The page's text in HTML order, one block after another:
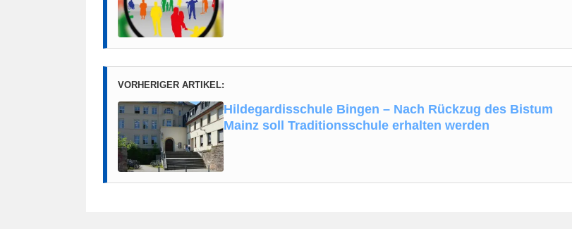
VORHERIGER ARTIKEL:
Hildegardisschule Bingen – Nach Rückzug des Bistum
Mainz soll Traditionsschule erhalten werden